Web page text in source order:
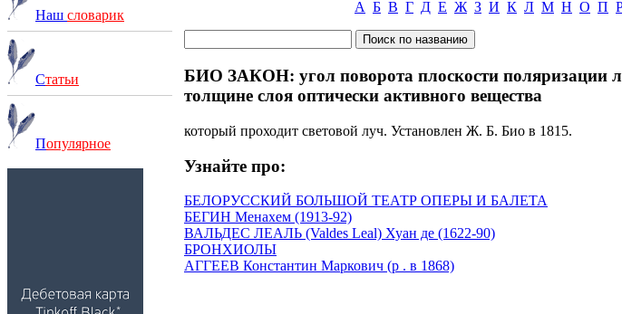
Наш словарик
Статьи
Популярное
А Б В Г Д Е Ж З И К Л М Н О П
БИО ЗАКОН: угол поворота плоскости поляризации
толщине слоя оптически активного вещества
который проходит световой луч. Установлен Ж. Б. Био в 1815.
Узнайте про:
БЕЛОРУССКИЙ БОЛЬШОЙ ТЕАТР ОПЕРЫ И БАЛЕТА
БЕГИН Менахем (1913-92)
ВАЛЬДЕС ЛЕАЛЬ (Valdes Leal) Хуан де (1622-90)
БРОНХИОЛЫ
АГГЕЕВ Константин Маркович (р . в 1868)